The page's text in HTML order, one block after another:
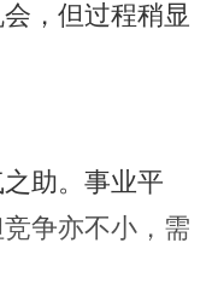
，但过程稍显
助。事业平
争亦不小，需